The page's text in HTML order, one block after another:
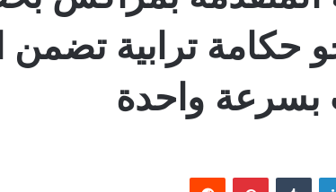
حكامة ترابية تضمن
واحدة
لينكدإن بينتيريست